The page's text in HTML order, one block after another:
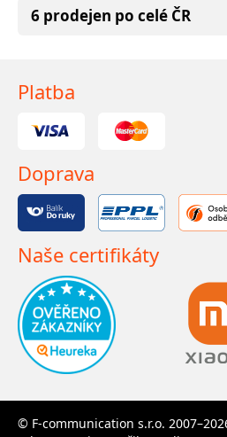
6 prodejen po celé ČR
Platba
Doprava
Naše certifikáty
© F-communication s.r.o.